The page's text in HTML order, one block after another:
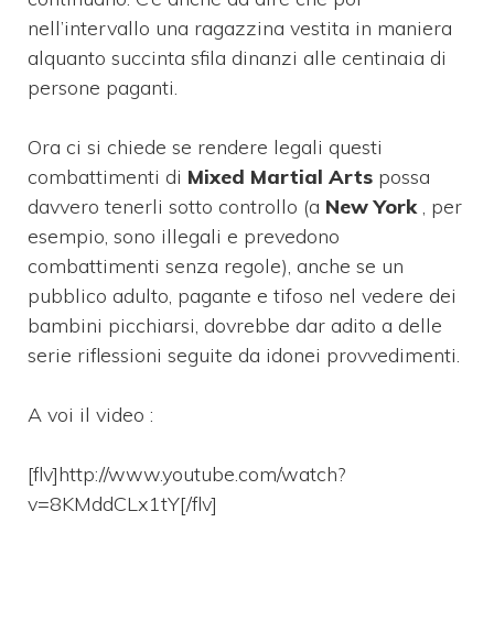
nell’intervallo una ragazzina vestita in maniera
alquanto succinta sfila dinanzi alle centinaia di
persone paganti.
Ora ci si chiede se rendere legali questi
combattimenti di Mixed Martial Arts possa
davvero tenerli sotto controllo (a New York, per
esempio, sono illegali e prevedono
combattimenti senza regole), anche se un
pubblico adulto, pagante e tifoso nel vedere dei
bambini picchiarsi, dovrebbe dar adito a delle
serie riflessioni seguite da idonei provvedimenti.
A voi il video :
[flv]http://www.youtube.com/watch?
v=8KMddCLx1tY[/flv]